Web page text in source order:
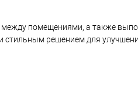
между помещениями, а также
решением для